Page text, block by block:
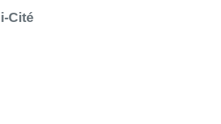
Cité